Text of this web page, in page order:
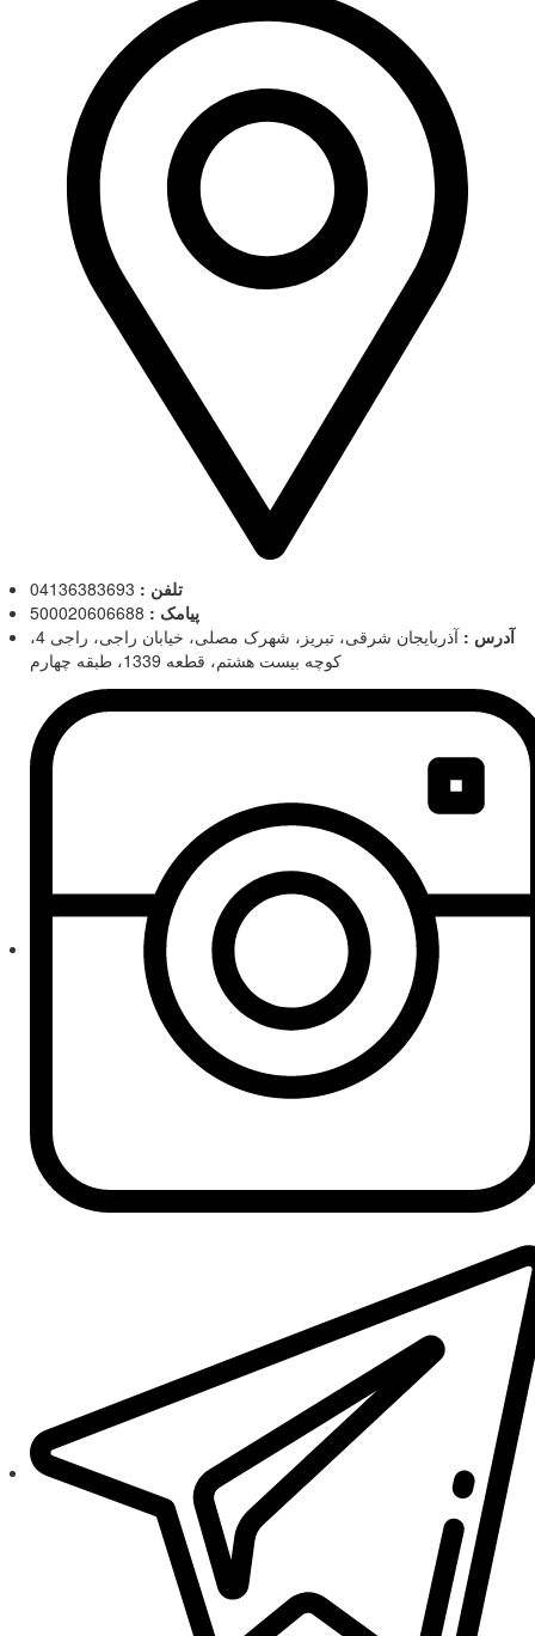
تلفن :
پیامک :
آدرس :
آذربایجان شرقی، تبریز، شهرک مصلی، خیابان راجی، راجی 4،
کوچه بیست هشتم، قطعه 1339، طبقه چهارم